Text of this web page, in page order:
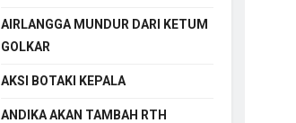
AIRLANGGA MUNDUR DARI KETUM
GOLKAR
AKSI BOTAKI KEPALA
ANDIKA AKAN TAMBAH RTH